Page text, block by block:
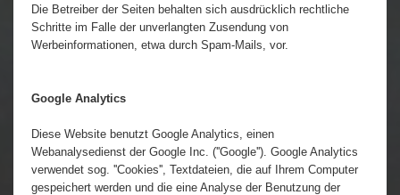
Die Betreiber der Seiten behalten sich ausdrücklich rechtliche
Schritte im Falle der unverlangten Zusendung von
Werbeinformationen, etwa durch Spam-Mails, vor.
Google Analytics
Diese Website benutzt Google Analytics, einen
Webanalysedienst der Google Inc. (''Google''). Google Analytics
verwendet sog. ''Cookies'', Textdateien, die auf Ihrem Computer
gespeichert werden und die eine Analyse der Benutzung der